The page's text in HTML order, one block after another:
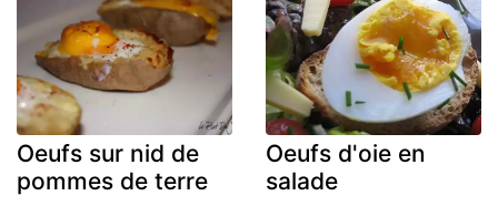
Oeufs sur nid de
pommes de terre
Oeufs d'oie en
salade